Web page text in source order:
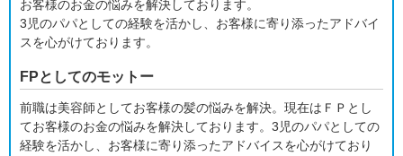
お客様のお金の悩みを解決しております。
3児のパパとしての経験を活かし、お客様に寄り添ったアドバイ
スを心がけております。
FPとしてのモットー
前職は美容師としてお客様の髪の悩みを解決。現在はＦＰとし
てお客様のお金の悩みを解決しております。3児のパパとしての
経験を活かし、お客様に寄り添ったアドバイスを心がけており